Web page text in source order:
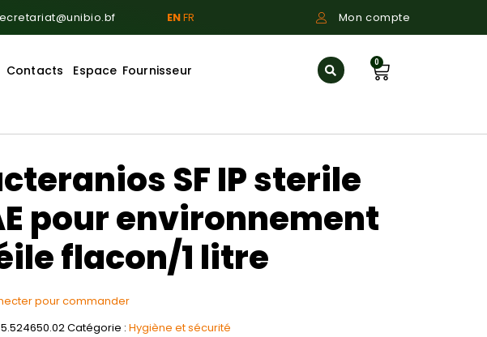
ENFR Mon compte
Contacts Espace Fournisseur
0
SF IP sterile
pour environnement
flacon/1 litre
pour commander
Catégorie : Hygiène et sécurité